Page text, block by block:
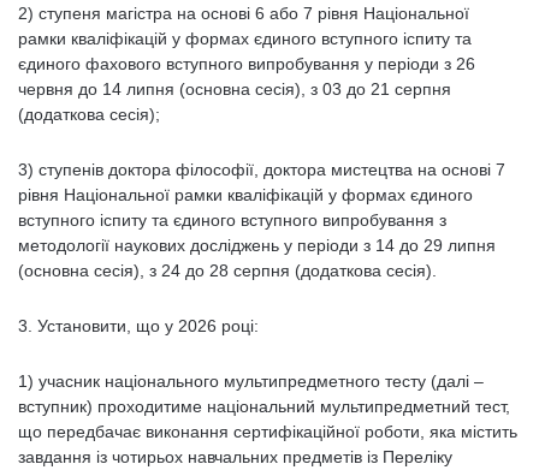
2) ступеня магістра на основі 6 або 7 рівня Національної
рамки кваліфікацій у формах єдиного вступного іспиту та
єдиного фахового вступного випробування у періоди з 26
червня до 14 липня (основна сесія), з 03 до 21 серпня
(додаткова сесія);
3) ступенів доктора філософії, доктора мистецтва на основі 7
рівня Національної рамки кваліфікацій у формах єдиного
вступного іспиту та єдиного вступного випробування з
методології наукових досліджень у періоди з 14 до 29 липня
(основна сесія), з 24 до 28 серпня (додаткова сесія).
3. Установити, що у 2026 році:
1) учасник національного мультипредметного тесту (далі –
вступник) проходитиме національний мультипредметний тест,
що передбачає виконання сертифікаційної роботи, яка містить
завдання із чотирьох навчальних предметів із Переліку